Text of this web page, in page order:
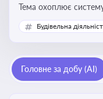
Тема охоплює
Україні, включаючи
Будівельна
Головне за добу (AI)